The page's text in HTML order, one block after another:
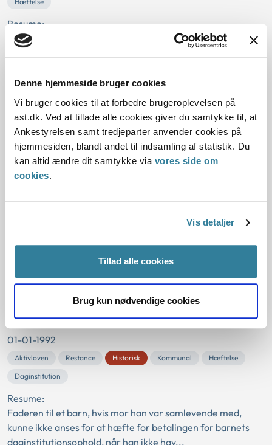
Denne hjemmeside bruger cookies
Vi bruger cookies til at forbedre brugeroplevelsen på
ast.dk. Ved at tillade alle cookies giver du samtykke til, at
Ankestyrelsen samt tredjeparter anvender cookies på
hjemmesiden, blandt andet til indsamling af statistik. Du
kan altid ændre dit samtykke via vores side om
cookies.
Vis detaljer
Tillad alle cookies
Brug kun nødvendige cookies
Resume:
Det påhvilede B kommune at opkræve
at...
Ankestyrelsens principafgørelse O-
108-93
01-01-1993
Aktivloven
daginstitu tionsrestance skulle ikke respektere en aftale om
Ankestyrelsens principafgørelse O-
5-92
01-01-1992
Aktivloven Restance Historisk Kommunal
Hæftelse
Daginstitution
Resume:
Faderen til et barn, hvis mor han var samlevende med,
kunne ikke anses for at hæfte for betalingen for barnets
daginstitutionsophold, når han ikke hav...